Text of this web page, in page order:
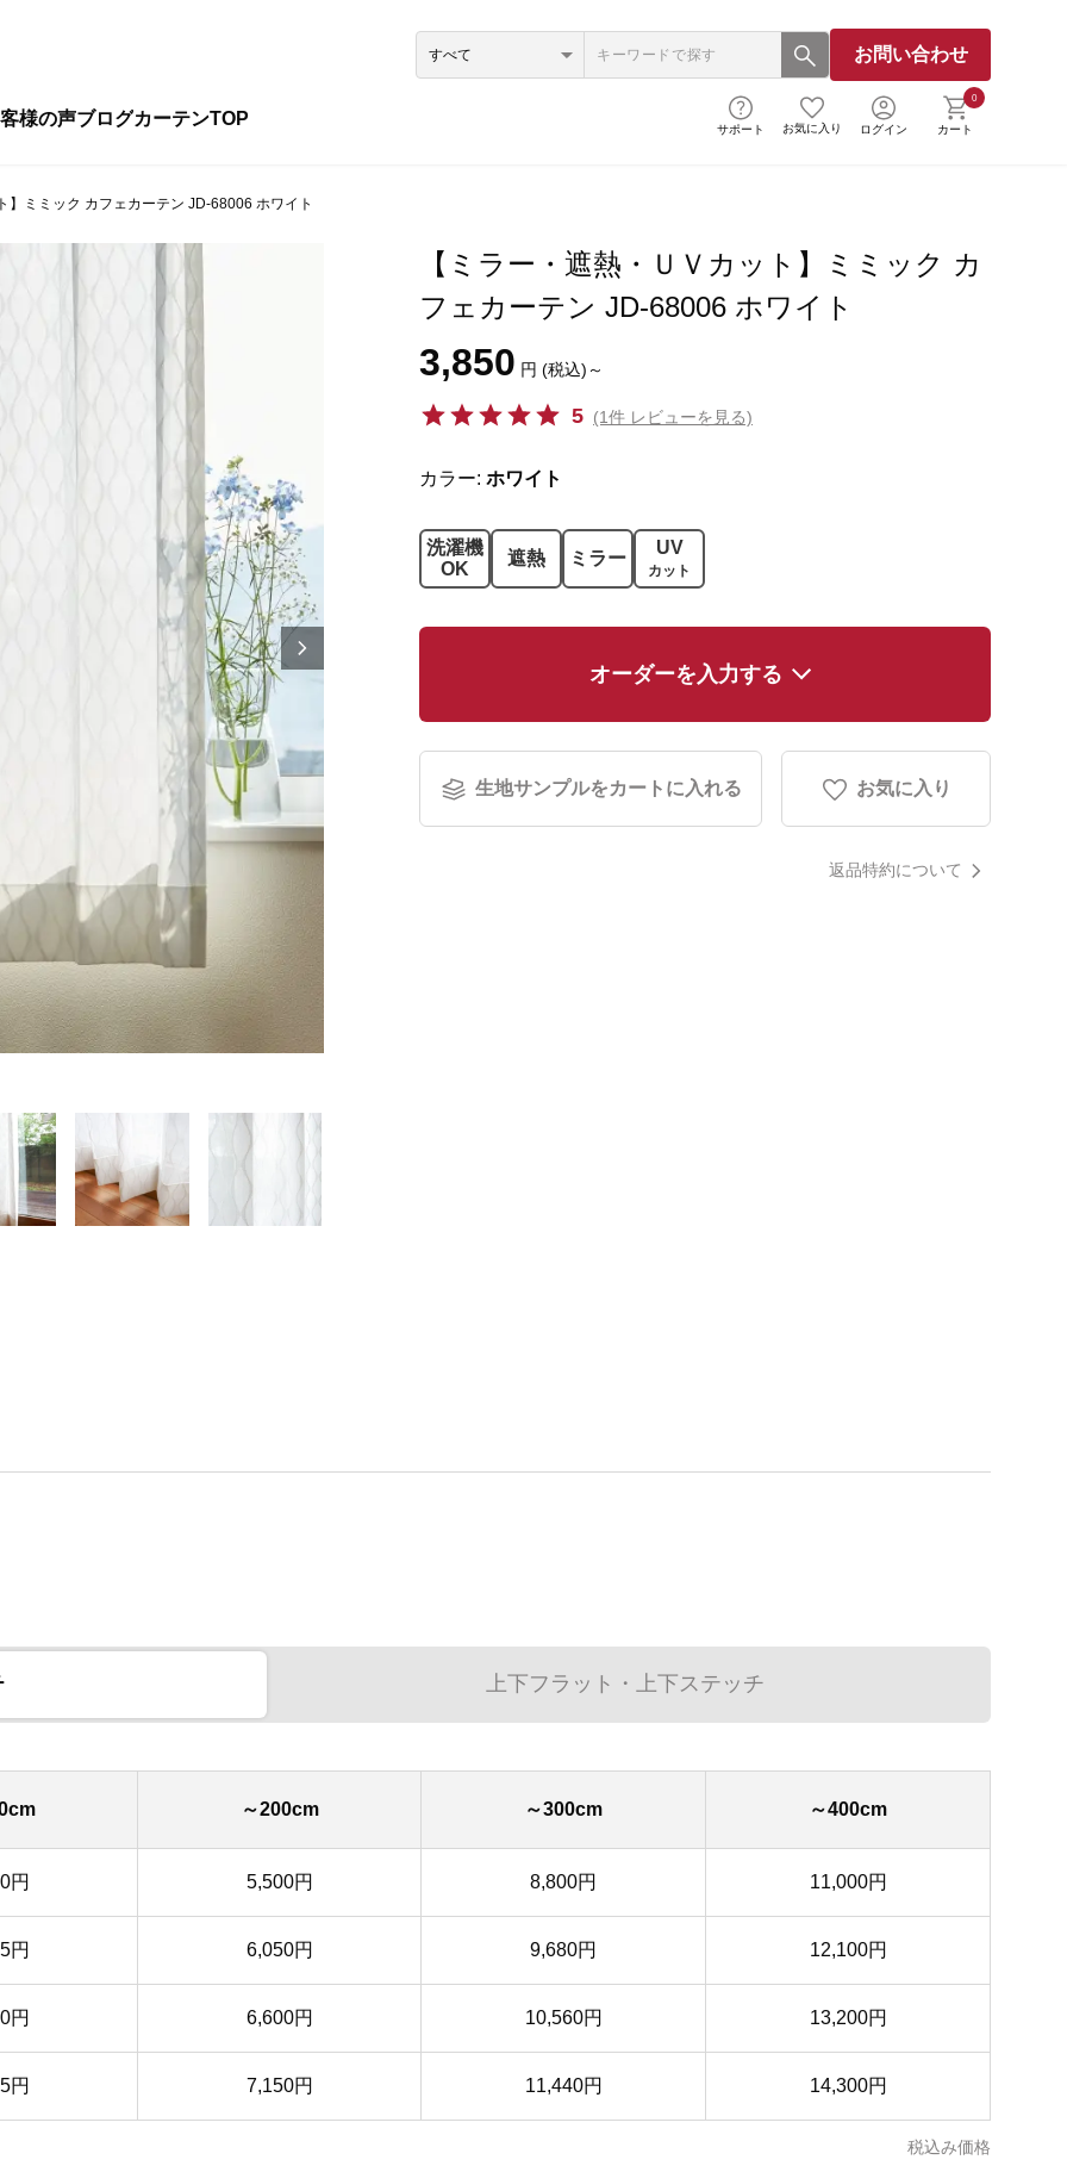
お問い合わせ
様の声ブログカーテンTOP
サポート お気に入り ログイン
0
カート
】ミミック カフェカーテン JD-68006 ホワイト
【ミラー・遮熱・ＵＶカット】ミミック カ
フェカーテン JD-68006 ホワイト
3,850 円 (税込)～
5 (1件 レビューを見る)
カラー: ホワイト
洗濯機
OK
遮熱 ミラー
UV
カット
オーダーを入力する
生地サンプルをカートに入れる お気に入り
返品特約について
上下フラット・上下ステッチ
～200cm ～300cm ～400cm
円 5,500円 8,800円 11,000円
円 6,050円 9,680円 12,100円
円 6,600円 10,560円 13,200円
円 7,150円 11,440円 14,300円
税込み価格